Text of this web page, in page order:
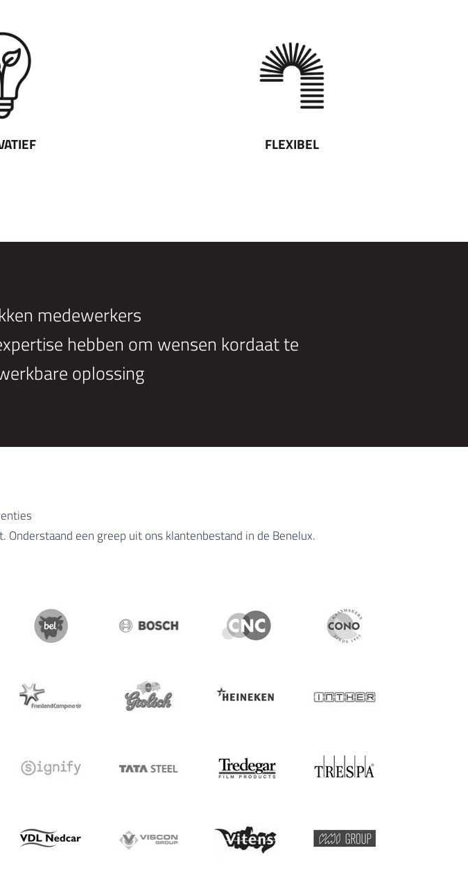
FLEXIBEL
medewerkers
hebben om wensen kordaat te
oplossing
een greep uit ons klantenbestand in de Benelux.